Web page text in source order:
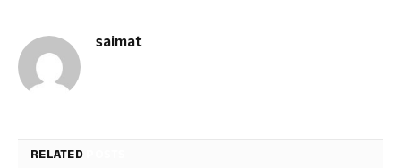
saimat
RELATED